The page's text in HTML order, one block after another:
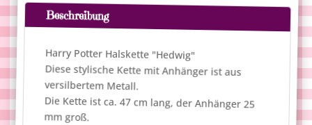
a
Beschreibung
Harry Potter Halskette "Hedwig"
Diese stylische Kette mit Anhänger ist aus
versilbertem Metall.
Die Kette ist ca. 47 cm lang, der Anhänger 25
mm groß.